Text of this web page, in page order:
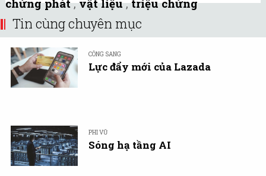
chứng phát,vật liệu,triệu chứng
Tin cùng chuyên mục
CÔNG SANG
Lực đẩy mới của Lazada
PHI VŨ
Sóng hạ tầng AI